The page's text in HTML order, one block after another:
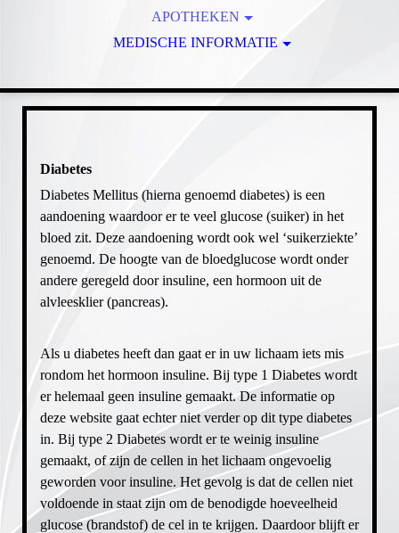
APOTHEKEN
DE SCHELFHORST
SLUITERSVELD
LAMBERTS-BAKKER
WINDMOLENBROEK
MEDISCHE INFORMATIE
COPD
BEVOLKINGSONDERZOEK
THUISARTS.NL
SEKSUALITEIT
Diabetes
Diabetes Mellitus (hierna genoemd diabetes) is een
aandoening waardoor er te veel glucose (suiker) in het
bloed zit. Deze aandoening wordt ook wel ‘suikerziekte’
genoemd. De hoogte van de bloedglucose wordt onder
andere geregeld door insuline, een hormoon uit de
alvleesklier (pancreas).
Als u diabetes heeft dan gaat er in uw lichaam iets mis
rondom het hormoon insuline. Bij type 1 Diabetes wordt
er helemaal geen insuline gemaakt. De informatie op
deze website gaat echter niet verder op dit type diabetes
in. Bij type 2 Diabetes wordt er te weinig insuline
gemaakt, of zijn de cellen in het lichaam ongevoelig
geworden voor insuline. Het gevolg is dat de cellen niet
voldoende in staat zijn om de benodigde hoeveelheid
glucose (brandstof) de cel in te krijgen. Daardoor blijft er